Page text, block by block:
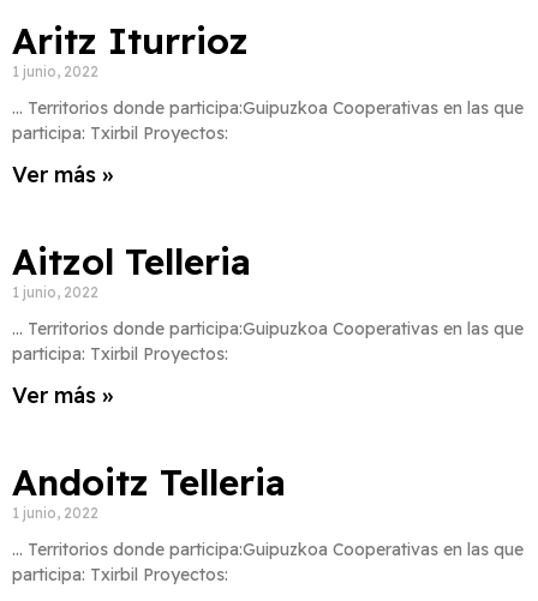
Aritz Iturrioz
1 junio, 2022
… Territorios donde participa:Guipuzkoa Cooperativas en las que
participa: Txirbil Proyectos:
Ver más »
Aitzol Telleria
1 junio, 2022
… Territorios donde participa:Guipuzkoa Cooperativas en las que
participa: Txirbil Proyectos:
Ver más »
Andoitz Telleria
1 junio, 2022
… Territorios donde participa:Guipuzkoa Cooperativas en las que
participa: Txirbil Proyectos: